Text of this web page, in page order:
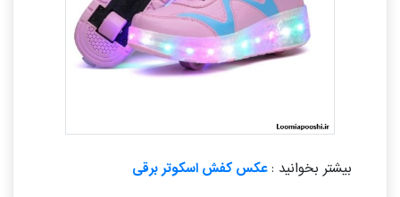
بیشتر بخوانید :عکس کفش اسکوتر برقی